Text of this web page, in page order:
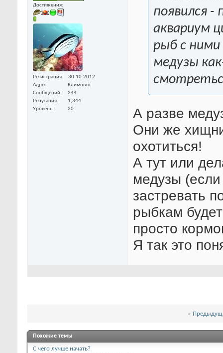
Достижения:
Регистрация
30.10.2012
Адрес
Климовск
Сообщений
244
Репутация
1,344
Уровень
20
появился -
аквариум
рыб с ними
медузы
А разве
Они же
охотиться!
А тут или
медузы (если
застревать
рыбкам
просто
Я так это
«
Похожие темы
С чего лучше начать?